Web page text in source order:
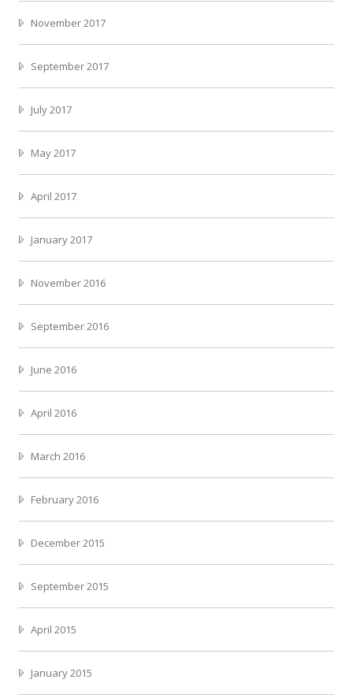
November 2017
September 2017
July 2017
May 2017
April 2017
January 2017
November 2016
September 2016
June 2016
April 2016
March 2016
February 2016
December 2015
September 2015
April 2015
January 2015